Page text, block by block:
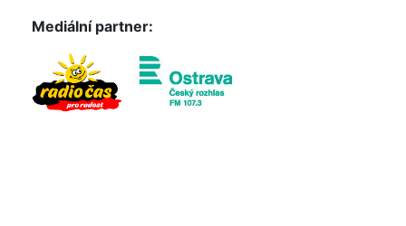
Mediální partner: